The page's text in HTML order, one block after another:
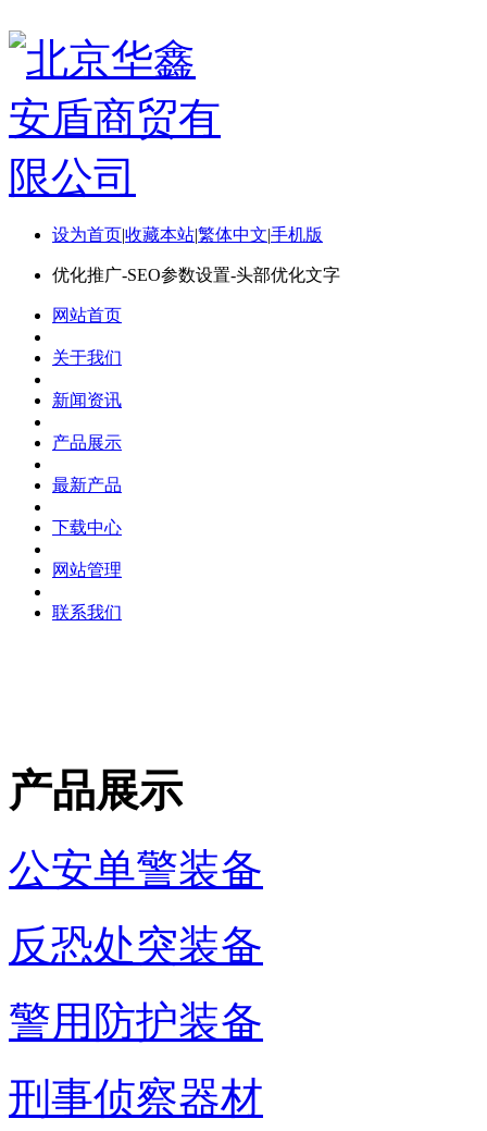
设为首页|收藏本站|繁体中文|手机版
优化推广-SEO参数设置-头部优化文字
网站首页
关于我们
新闻资讯
产品展示
最新产品
下载中心
网站管理
联系我们
产品展示
公安单警装备
反恐处突装备
警用防护装备
刑事侦察器材